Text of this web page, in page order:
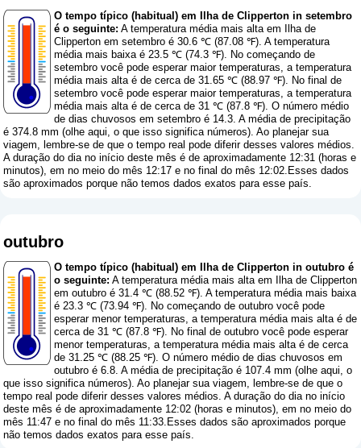
O tempo típico (habitual) em Ilha de Clipperton in setembro
é o seguinte: A temperatura média mais alta em Ilha de
Clipperton em setembro é 30.6 ℃ (87.08 ℉). A temperatura
média mais baixa é 23.5 ℃ (74.3 ℉). No começando de
setembro você pode esperar maior temperaturas, a temperatura
média mais alta é de cerca de 31.65 ℃ (88.97 ℉). No final de
setembro você pode esperar maior temperaturas, a temperatura
média mais alta é de cerca de 31 ℃ (87.8 ℉). O número médio
de dias chuvosos em setembro é 14.3. A média de precipitação
é 374.8 mm (olhe aqui, o que isso significa números). Ao planejar sua
viagem, lembre-se de que o tempo real pode diferir desses valores médios.
A duração do dia no início deste mês é de aproximadamente 12:31 (horas e
minutos), em no meio do mês 12:17 e no final do mês 12:02.Esses dados
são aproximados porque não temos dados exatos para esse país.
outubro
O tempo típico (habitual) em Ilha de Clipperton in outubro é
o seguinte: A temperatura média mais alta em Ilha de Clipperton
em outubro é 31.4 ℃ (88.52 ℉). A temperatura média mais baixa
é 23.3 ℃ (73.94 ℉). No começando de outubro você pode
esperar menor temperaturas, a temperatura média mais alta é de
cerca de 31 ℃ (87.8 ℉). No final de outubro você pode esperar
menor temperaturas, a temperatura média mais alta é de cerca
de 31.25 ℃ (88.25 ℉). O número médio de dias chuvosos em
outubro é 6.8. A média de precipitação é 107.4 mm (olhe aqui, o
que isso significa números). Ao planejar sua viagem, lembre-se de que o
tempo real pode diferir desses valores médios. A duração do dia no início
deste mês é de aproximadamente 12:02 (horas e minutos), em no meio do
mês 11:47 e no final do mês 11:33.Esses dados são aproximados porque
não temos dados exatos para esse país.